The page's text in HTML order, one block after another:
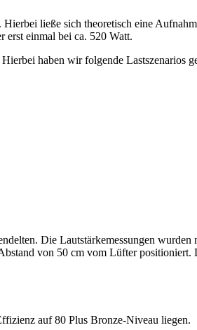
ließe sich theoretisch eine
erst einmal bei ca. 520 Watt.
haben wir folgende Lastszenarios
Die Lautstärkemessungen
von 50 cm vom Lüfter
auf 80 Plus Bronze-Niveau liegen.